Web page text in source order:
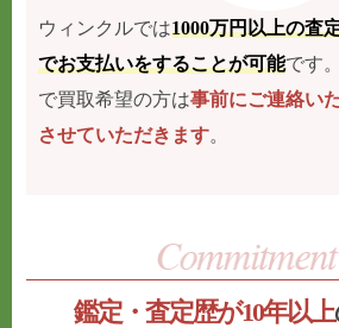
ウィンクルでは1000万円以上の査
でお支払いをすることが可能です
で買取希望の方は事前にご連絡い
させていただきます。
鑑定・査定歴が10年以上